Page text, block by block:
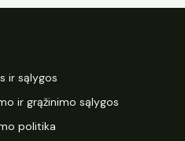
ir sąlygos
ir grąžinimo sąlygos
politika